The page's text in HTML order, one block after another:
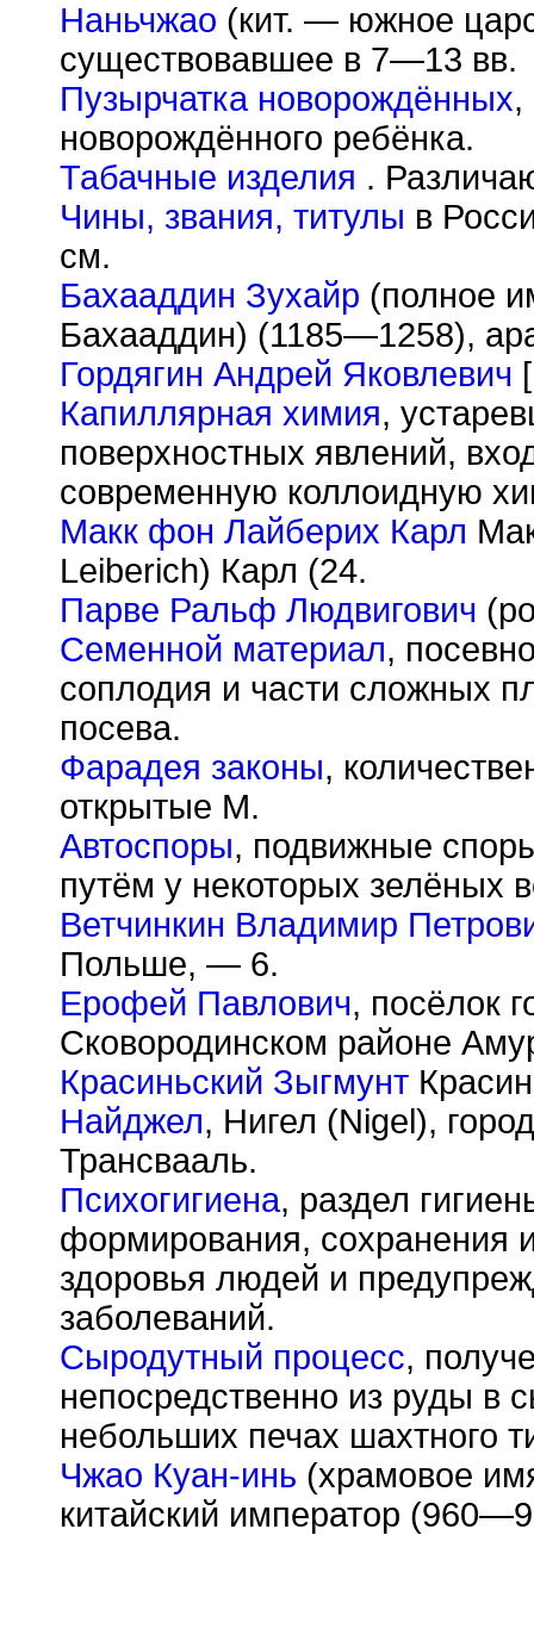
Наньчжао (кит. — южное
существовавшее в 7—13 вв.
Пузырчатка новорождённых,
новорождённого ребёнка.
Табачные изделия .
Чины, звания, титулы в
см.
Бахааддин Зухайр (полное
Бахааддин) (1185—1258),
Гордягин Андрей Яковлевич
Капиллярная химия,
поверхностных явлений,
современную коллоидную
Макк фон Лайберих Карл
Leiberich) Карл (24.
Парве Ральф Людвигович
Семенной материал,
соплодия и части сложных
посева.
Фарадея законы,
открытые М.
Автоспоры, подвижные
путём у некоторых зелёных
Ветчинкин Владимир
Польше, — 6.
Ерофей Павлович, посёлок
Сковородинском районе
Красиньский Зыгмунт
Найджел, Нигел (Nigel),
Трансвааль.
Психогигиена, раздел
формирования, сохранения
здоровья людей и
заболеваний.
Сыродутный процесс,
непосредственно из руды в
небольших печах шахтного
Чжао Куан-инь (храмовое
китайский император